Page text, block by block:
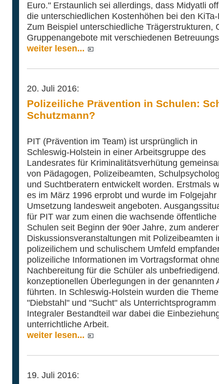
Euro." Erstaunlich sei allerdings, dass Midyatli
die unterschiedlichen Kostenhöhen bei den
Zum Beispiel unterschiedliche Trägerstrukturen,
Gruppenangebote mit verschiedenen
weiter lesen...
20. Juli 2016:
Polizeiliche Prävention in Schulen:
Schutzmann?
PIT (Prävention im Team) ist ursprünglich in
Schleswig-Holstein in einer Arbeitsgruppe des
Landesrates für Kriminalitätsverhütung
von Pädagogen, Polizeibeamten,
und Suchtberatern entwickelt worden. Erstmals
es im März 1996 erprobt und wurde im Folgejahr
Umsetzung landesweit angeboten.
für PIT war zum einen die wachsende
Schulen seit Beginn der 90er Jahre, zum
Diskussionsveranstaltungen mit Polizeibeamten
polizeilichem und schulischem Umfeld
polizeiliche Informationen im Vortragsformat
Nachbereitung für die Schüler als
konzeptionellen Überlegungen in der genannten
führten. In Schleswig-Holstein wurden die
"Diebstahl" und "Sucht" als
Integraler Bestandteil war dabei die
unterrichtliche Arbeit.
weiter lesen...
19. Juli 2016: